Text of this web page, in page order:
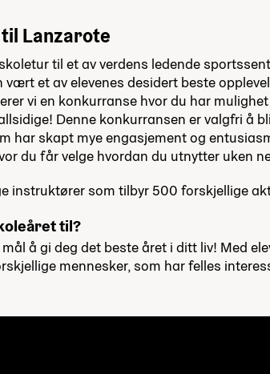
Lanzarote
til et av verdens ledende
vært et av elevenes desidert beste
vi en konkurranse hvor du har
Denne konkurransen er valgfri å
har skapt mye engasjement og
du får velge hvordan du utnytter uken
instruktører som tilbyr 500 forskjellige
til?
å gi deg det beste året i ditt liv! Med
mennesker, som har felles